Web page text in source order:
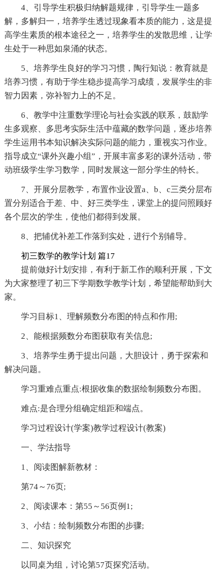
4、引导学生积极归纳解题规律，引导学生一题多
解，多解归一，培养学生透过现象看本质的能力，这是提
高学生素质的根本途径之一，培养学生的发散思维，让学
生处于一种思如泉涌的状态。
5、培养学生良好的学习习惯，陶行知说：教育就是
培养习惯，有助于学生稳步提高学习成绩，发展学生的非
智力因素，弥补智力上的不足。
6、教学中注重数学理论与社会实践的联系，鼓励学
生多观察、多思考实际生活中蕴藏的数学问题，逐步培养
学生运用书本知识解决实际问题的能力，重视实习作业。
指导成立“课外兴趣小组”，开展丰富多彩的课外活动，带
动班级学生学习数学，同时发展这一部分学生的特长。
7、开展分层教学，布置作业设置a、b、c三类分层布
置分别适合于差、中、好三类学生，课堂上的提问照顾好
各个层次的学生，使他们都得到发展。
8、把辅优补差工作落到实处，进行个别辅导。
初三数学的教学计划 篇17
提前做好计划安排，有利于新工作的顺利开展，下文
为大家整理了初三下学期数学教学计划，希望能帮助到大
家。
学习目标1、理解频数分布图的特点和作用;
2、能根据频数分布图获取有关信息;
3、培养学生勇于提出问题，大胆设计，勇于探索和
解决问题。
学习重难点重点:根据收集的数据绘制频数分布图。
难点:是合理分组确定组距和端点。
学习过程设计(学案)教学过程设计(教案)
一、学法指导
1、阅读图解新教材：
第74～76页;
2、阅读课本：第55～56页例1;
3、小结：绘制频数分布图的步骤;
二、知识探究
以同桌为组，讨论第57页探究活动。